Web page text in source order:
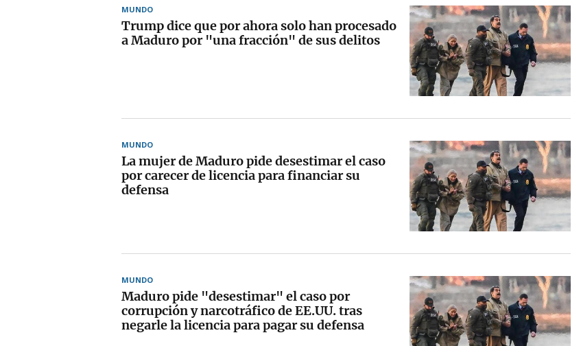
MUNDO
Trump dice que por ahora solo han procesado
a Maduro por "una fracción" de sus delitos
MUNDO
La mujer de Maduro pide desestimar el caso
por carecer de licencia para financiar su
defensa
MUNDO
Maduro pide "desestimar" el caso por
corrupción y narcotráfico de EE.UU. tras
negarle la licencia para pagar su defensa